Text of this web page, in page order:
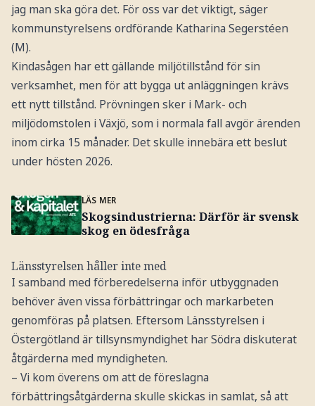
jag man ska göra det. För oss var det viktigt, säger
kommunstyrelsens ordförande Katharina Segerstéen
(M).
Kindasågen har ett gällande miljötillstånd för sin
verksamhet, men för att bygga ut anläggningen krävs
ett nytt tillstånd. Prövningen sker i Mark- och
miljödomstolen i Växjö, som i normala fall avgör ärenden
inom cirka 15 månader. Det skulle innebära ett beslut
under hösten 2026.
LÄS MER
Skogsindustrierna: Därför är svensk
skog en ödesfråga
Länsstyrelsen håller inte med
I samband med förberedelserna inför utbyggnaden
behöver även vissa förbättringar och markarbeten
genomföras på platsen. Eftersom Länsstyrelsen i
Östergötland är tillsynsmyndighet har Södra diskuterat
åtgärderna med myndigheten.
– Vi kom överens om att de föreslagna
förbättringsåtgärderna skulle skickas in samlat, så att